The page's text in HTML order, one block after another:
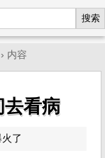
搜索
› 内容
去看病
了